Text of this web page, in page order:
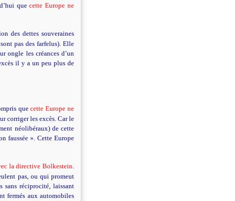
quecette Europe ne
des dettes souveraines
pas des farfelus). Elle
ongle les créances d’un
il y a un peu plus de
quecette Europe ne
corriger les excès. Car le
néolibéraux) de cette
faussée ». Cette Europe
la directive Bolkestein.
pas, ou qui promeut
sans réciprocité, laissant
fermés aux automobiles